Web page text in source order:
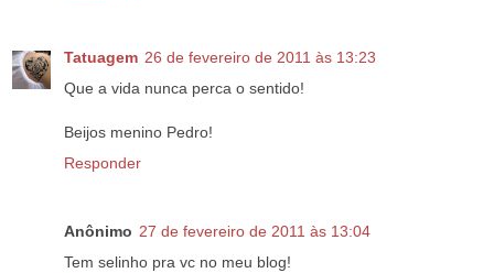
Tatuagem 26 de fevereiro de 2011 às 13:23
Que a vida nunca perca o sentido!
Beijos menino Pedro!
Responder
Anônimo 27 de fevereiro de 2011 às 13:04
Tem selinho pra vc no meu blog!